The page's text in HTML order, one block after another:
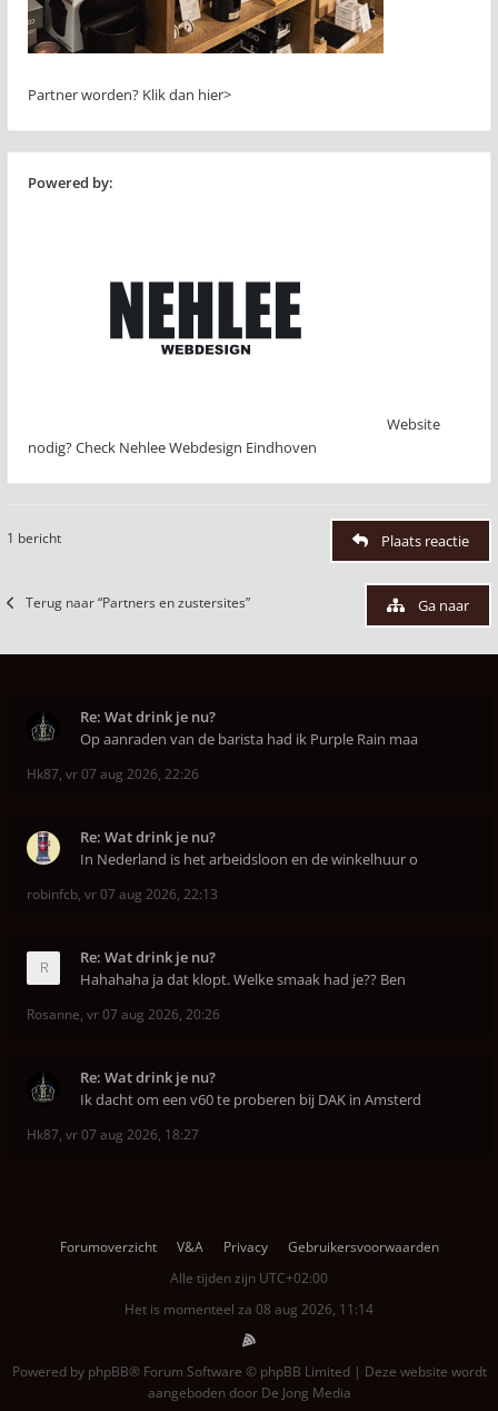
Partner worden? Klik dan hier>
Powered by:
Website
nodig? Check Nehlee Webdesign Eindhoven
1 bericht Plaats reactie
Terug naar “Partners en zustersites” Ga naar
Re: Wat drink je nu?
Op aanraden van de barista had ik Purple Rain maa
Hk87, vr 07 aug 2026, 22:26
Re: Wat drink je nu?
In Nederland is het arbeidsloon en de winkelhuur o
robinfcb, vr 07 aug 2026, 22:13
Re: Wat drink je nu?
Hahahaha ja dat klopt. Welke smaak had je?? Ben
Rosanne, vr 07 aug 2026, 20:26
Re: Wat drink je nu?
Ik dacht om een v60 te proberen bij DAK in Amsterd
Hk87, vr 07 aug 2026, 18:27
Forumoverzicht V&A Privacy
Gebruikersvoorwaarden
Alle tijden zijn UTC+02:00
Het is momenteel za 08 aug 2026, 11:14
Powered by phpBB® Forum Software © phpBB Limited | Deze website wordt
aangeboden door De Jong Media